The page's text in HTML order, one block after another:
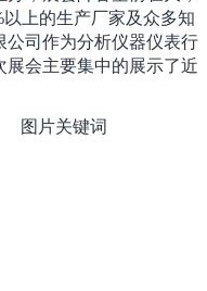
上的生产厂家及众多知
公司作为分析仪器仪表行
展会主要集中的展示了近